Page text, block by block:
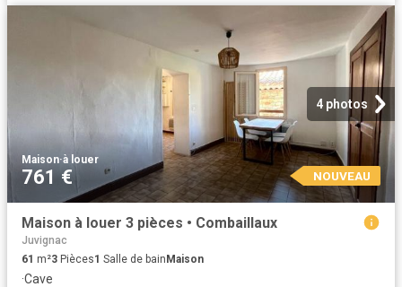
4 photos
Maison·à louer
761 € NOUVEAU
Maison à louer 3 pièces • Combaillaux
Juvignac
61 m²3 Pièces1 Salle de bainMaison
·Cave